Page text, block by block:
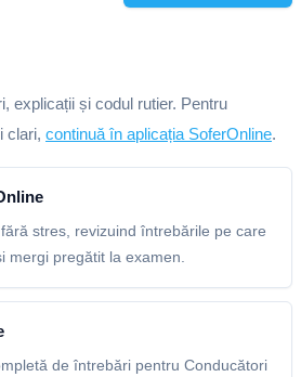
explicații și codul rutier. Pentru
clari, continuă în aplicația SoferOnline.
stres, revizuind întrebările pe care
mergi pregătit la examen.
de întrebări pentru Conducători